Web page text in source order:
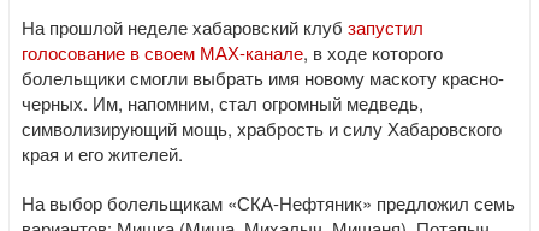
На прошлой неделе хабаровский клуб запустил
голосование в своем МАХ-канале, в ходе которого
болельщики смогли выбрать имя новому маскоту красно-
черных. Им, напомним, стал огромный медведь,
символизирующий мощь, храбрость и силу Хабаровского
края и его жителей.
На выбор болельщикам «СКА-Нефтяник» предложил семь